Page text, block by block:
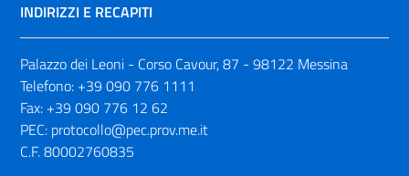
INDIRIZZI E RECAPITI
Palazzo dei Leoni - Corso Cavour, 87 - 98122 Messina
Telefono: +39 090 776 1111
Fax: +39 090 776 12 62
PEC: protocollo@pec.prov.me.it
C.F. 80002760835